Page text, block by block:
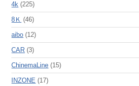
4k (225)
8Ｋ (46)
aibo (12)
CAR (3)
ChinemaLine (15)
INZONE (17)